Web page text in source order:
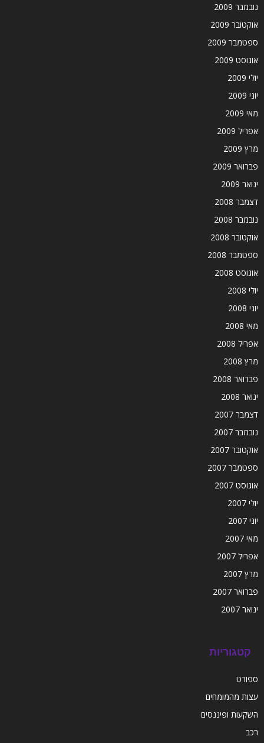
נובמבר 2009
אוקטובר 2009
ספטמבר 2009
אוגוסט 2009
יולי 2009
יוני 2009
מאי 2009
אפריל 2009
מרץ 2009
פברואר 2009
ינואר 2009
דצמבר 2008
נובמבר 2008
אוקטובר 2008
ספטמבר 2008
אוגוסט 2008
יולי 2008
יוני 2008
מאי 2008
אפריל 2008
מרץ 2008
פברואר 2008
ינואר 2008
דצמבר 2007
נובמבר 2007
אוקטובר 2007
ספטמבר 2007
אוגוסט 2007
יולי 2007
יוני 2007
מאי 2007
אפריל 2007
מרץ 2007
פברואר 2007
ינואר 2007
קטגוריות
ספורט
עצות מהמומחים
השקעות ופיננסים
רכב